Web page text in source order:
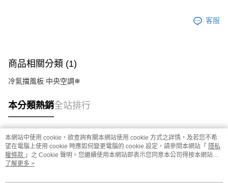
客服
商品相關分類 (1)
冷氣擋風板 中央空調❄
本分類熱銷全站排行
熱門標籤
本網站中使用 cookie，欲查詢有關本網站使用 cookie 方式之詳情，及若您不希
望在電腦上使用 cookie 時應如何變更電腦的 cookie 設定，請參閱本網站「 隱私
權條款 」之 Cookie 聲明。您繼續使用本網站即表示您同意本公司得按本網站使
用條款之 Cookie 聲明使用 cookie。
了解更多 >